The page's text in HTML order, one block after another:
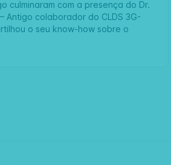
culminaram com a presença do Dr.
Antigo colaborador do CLDS 3G-
o seu know-how sobre o